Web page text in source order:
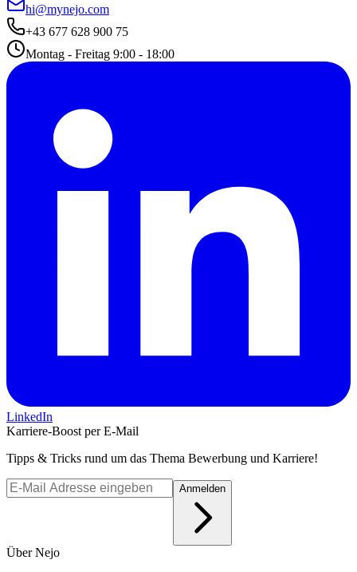
hi@mynejo.com
+43 677 628 900 75
Montag - Freitag 9:00 - 18:00
LinkedIn
Karriere-Boost per E-Mail
Tipps & Tricks rund um das Thema Bewerbung und Karriere!
Anmelden
Über Nejo